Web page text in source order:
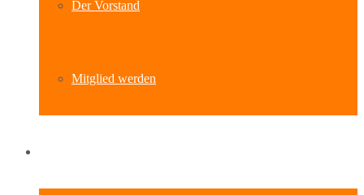
Der Vorstand
Mitglied werden